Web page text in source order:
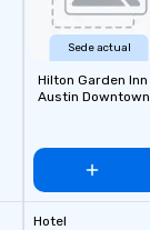
Sede actual
Hilton Garden Inn
Austin Downtown
Hotel